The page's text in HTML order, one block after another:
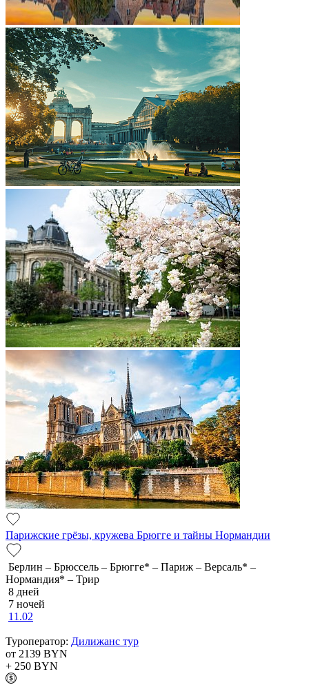
Парижские грёзы, кружева Брюгге и тайны Нормандии
Берлин – Брюссель – Брюгге* – Париж – Версаль* –
Нормандия* – Трир
8 дней
7 ночей
11.02
Туроператор: Дилижанс тур
от 2139 BYN
+ 250 BYN